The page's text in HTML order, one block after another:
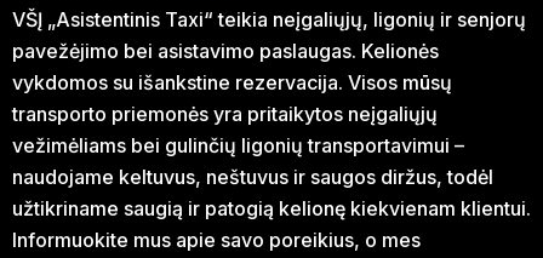
VŠĮ „Asistentinis Taxi“ teikia neįgaliųjų, ligonių ir senjorų
pavežėjimo bei asistavimo paslaugas. Kelionės
vykdomos su išankstine rezervacija. Visos mūsų
transporto priemonės yra pritaikytos neįgaliųjų
vežimėliams bei gulinčių ligonių transportavimui –
naudojame keltuvus, neštuvus ir saugos diržus, todėl
užtikriname saugią ir patogią kelionę kiekvienam klientui.
Informuokite mus apie savo poreikius, o mes